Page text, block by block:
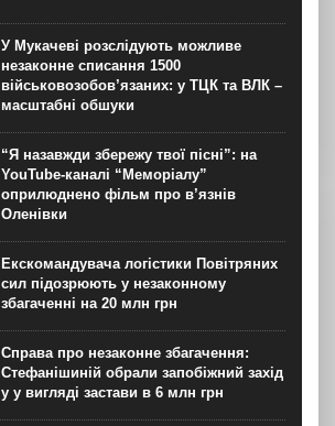
У Мукачеві розслідують можливе
незаконне списання 1500
військовозобов’язаних: у ТЦК та ВЛК –
масштабні обшуки
“Я назавжди збережу твої пісні”: на
YouTube-каналі “Меморіалу”
оприлюднено фільм про в’язнів
Оленівки
Екскомандувача логістики Повітряних
сил підозрюють у незаконному
збагаченні на 20 млн грн
Справа про незаконне збагачення:
Стефанішиній обрали запобіжний захід
у у вигляді застави в 6 млн грн